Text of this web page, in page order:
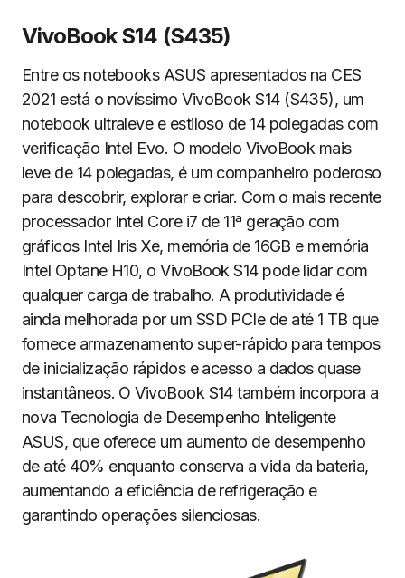
VivoBook S14 (S435)
Entre os notebooks ASUS apresentados na CES
2021 está o novíssimo VivoBook S14 (S435), um
notebook ultraleve e estiloso de 14 polegadas com
verificação Intel Evo. O modelo VivoBook mais
leve de 14 polegadas, é um companheiro poderoso
para descobrir, explorar e criar. Com o mais recente
processador Intel Core i7 de 11ª geração com
gráficos Intel Iris Xe, memória de 16GB e memória
Intel Optane H10, o VivoBook S14 pode lidar com
qualquer carga de trabalho. A produtividade é
ainda melhorada por um SSD PCIe de até 1 TB que
fornece armazenamento super-rápido para tempos
de inicialização rápidos e acesso a dados quase
instantâneos. O VivoBook S14 também incorpora a
nova Tecnologia de Desempenho Inteligente
ASUS, que oferece um aumento de desempenho
de até 40% enquanto conserva a vida da bateria,
aumentando a eficiência de refrigeração e
garantindo operações silenciosas.